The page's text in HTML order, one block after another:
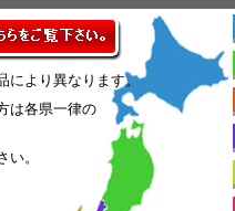
により異なります。
は各県一律の
い。